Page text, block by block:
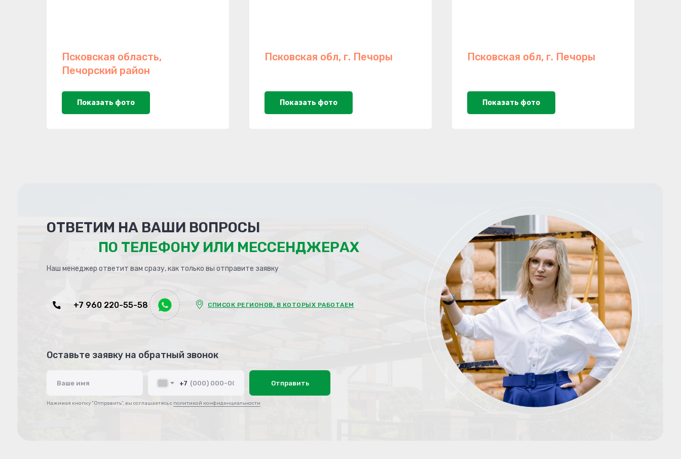
Псковская область,
Печорский район
Показать фото
Псковская обл, г. Печоры
Показать фото
Псковская обл, г. Печоры
Показать фото
ПО ТЕЛЕФОНУ ИЛИ МЕССЕНДЖЕРАХ
ОТВЕТИМ НА ВАШИ ВОПРОСЫ
+7 960 220-55-58
Наш менеджер ответит вам сразу, как только вы отправите заявку
Оставьте заявку на обратный звонок
Ваше имя +7 Отправить
Нажимая кнопку “Отправить”, вы соглашаетесь с политикой конфиденциальности
СПИСОК РЕГИОНОВ, В КОТОРЫХ РАБОТАЕМ